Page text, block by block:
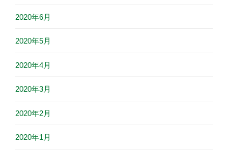
2020年6月
2020年5月
2020年4月
2020年3月
2020年2月
2020年1月